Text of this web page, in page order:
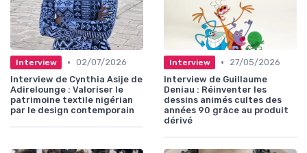
Interview • 02/07/2026
Interview de Cynthia Asije de
Adirelounge : Valoriser le
patrimoine textile nigérian
par le design contemporain
Interview •
27/05/2026
Interview de Guillaume
Deniau : Réinventer les
dessins animés cultes des
années 90 grâce au produit
dérivé